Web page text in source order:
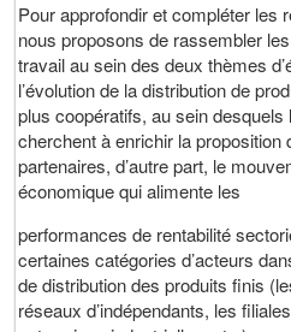
Pour approfondir et compléter les
nous proposons de rassembler
travail au sein des deux thèmes
l’évolution de la distribution de
plus coopératifs, au sein
cherchent à enrichir la proposition
partenaires, d’autre part, le
économique qui alimente les
performances de rentabilité
certaines catégories d’acteurs
de distribution des produits finis
réseaux d’indépendants, les